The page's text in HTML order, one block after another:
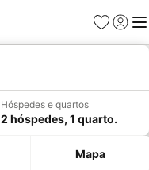
Favoritos
Iniciar
Hóspedes e quartos
2 hóspedes, 1 quarto.
Mapa